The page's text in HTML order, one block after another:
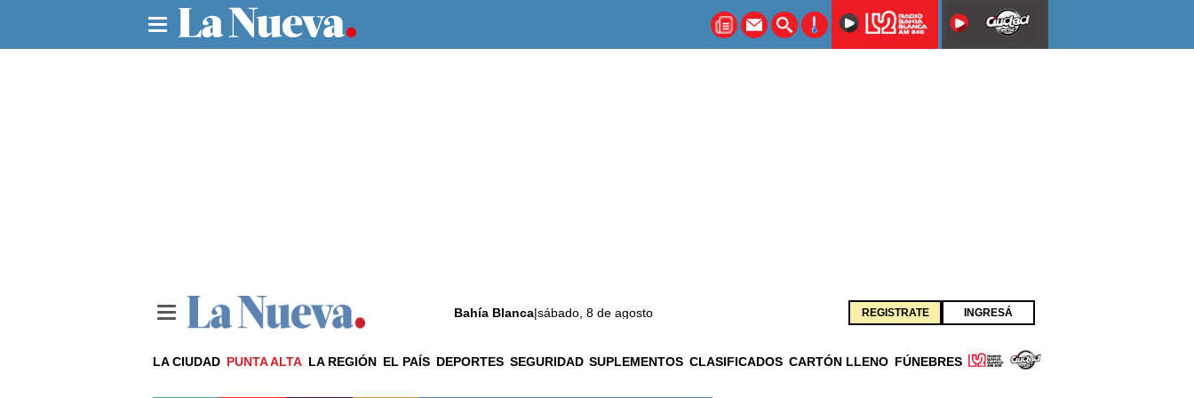
Bahía Blanca|sábado, 8 de agosto REGISTRATE INGRESÁ
LA CIUDAD PUNTA ALTA LA REGIÓN EL PAÍS DEPORTES SEGURIDAD SUPLEMENTOS CLASIFICADOS CARTÓN LLENO FÚNEBRES